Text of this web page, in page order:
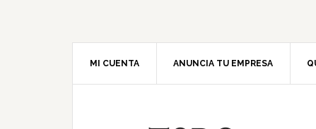
MI CUENTA ANUNCIA TU EMPRESA